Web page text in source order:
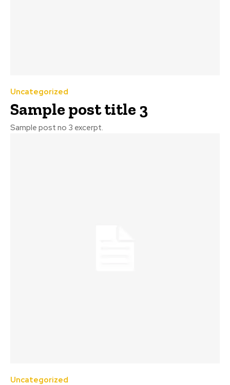
Uncategorized
Sample post title 3
Sample post no 3 excerpt.
Uncategorized